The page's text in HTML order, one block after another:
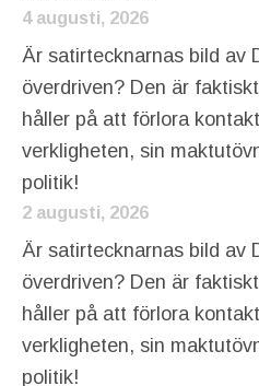
4 augusti, 2026
Är satirtecknarnas bild av
överdriven? Den är
håller på att förlora
verkligheten, sin
politik!
2 augusti, 2026
Är satirtecknarnas bild av
överdriven? Den är
håller på att förlora
verkligheten, sin
politik!